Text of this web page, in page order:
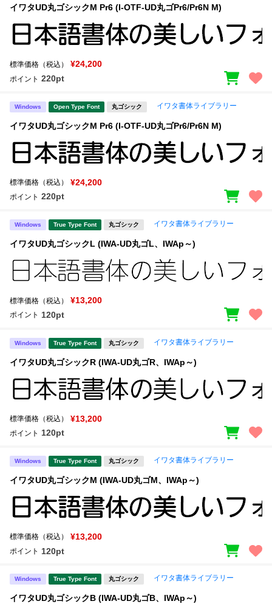
イワタUD丸ゴシックM Pr6 (I-OTF-UD丸ゴPr6/Pr6N M)
標準価格（税込） ¥24,200
ポイント 220pt
Windows Open Type Font 丸ゴシック イワタ書体ライブラリー
イワタUD丸ゴシックM Pr6 (I-OTF-UD丸ゴPr6/Pr6N M)
標準価格（税込） ¥24,200
ポイント 220pt
Windows True Type Font 丸ゴシック イワタ書体ライブラリー
イワタUD丸ゴシックL (IWA-UD丸ゴL、IWAp～)
標準価格（税込） ¥13,200
ポイント 120pt
Windows True Type Font 丸ゴシック イワタ書体ライブラリー
イワタUD丸ゴシックR (IWA-UD丸ゴR、IWAp～)
標準価格（税込） ¥13,200
ポイント 120pt
Windows True Type Font 丸ゴシック イワタ書体ライブラリー
イワタUD丸ゴシックM (IWA-UD丸ゴM、IWAp～)
標準価格（税込） ¥13,200
ポイント 120pt
Windows True Type Font 丸ゴシック イワタ書体ライブラリー
イワタUD丸ゴシックB (IWA-UD丸ゴB、IWAp～)